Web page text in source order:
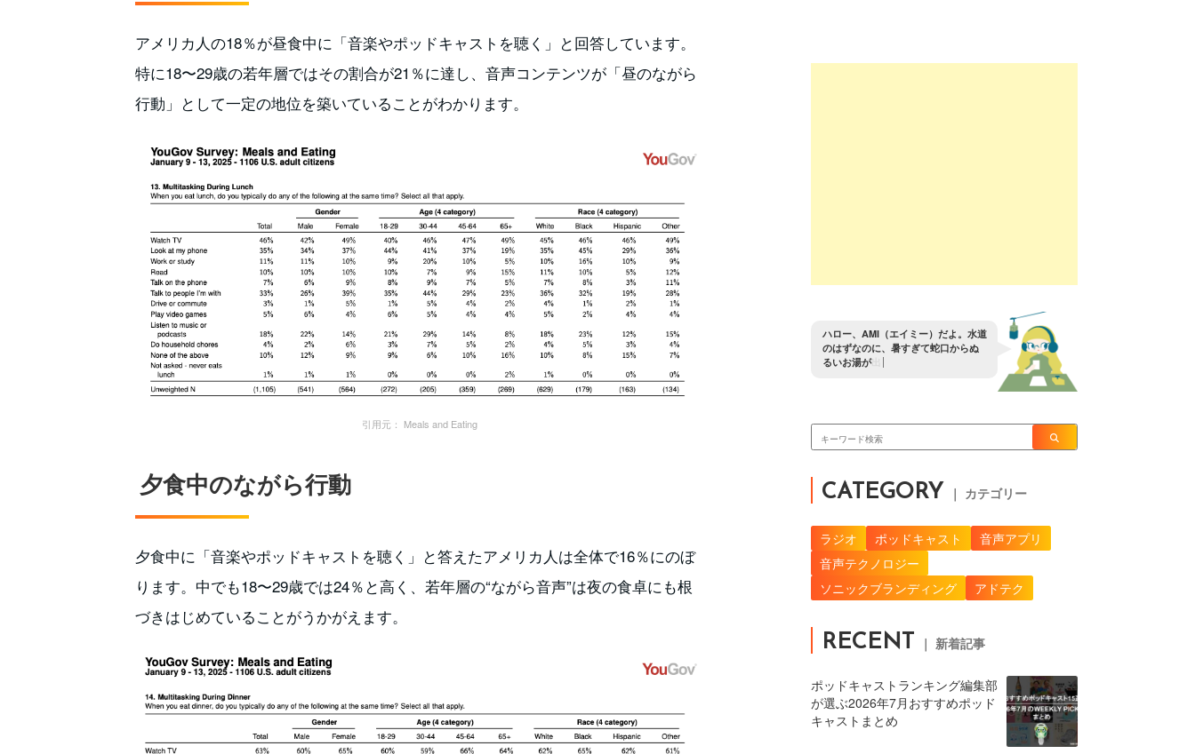
アメリカ人の18％が昼食中に「音楽やポッドキャストを聴く」と回答しています。
特に18〜29歳の若年層ではその割合が21％に達し、音声コンテンツが「昼のながら
行動」として一定の地位を築いていることがわかります。
引用元： Meals and Eating
夕食中のながら行動
夕食中に「音楽やポッドキャストを聴く」と答えたアメリカ人は全体で16％にのぼ
ります。中でも18〜29歳では24％と高く、若年層の“ながら音声”は夜の食卓にも根
づきはじめていることがうかがえます。
ハロー、 AMI（エイ ミ ー） だよ 。 水道
のはずなのに、 暑すぎて蛇口からぬ
るいお湯が出
CATEGORY ｜ カテゴリー
ラジオ ポッドキャスト
音声アプリ
音声テクノロジー
ソニックブランディング
アドテク
RECENT ｜ 新着記事
ポッドキャストランキング編集部
が選ぶ2026年7月おすすめポッド
キャストまとめ